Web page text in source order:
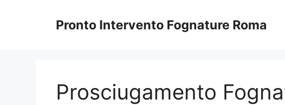
Pronto Intervento Fognature Roma
Prosciugamento